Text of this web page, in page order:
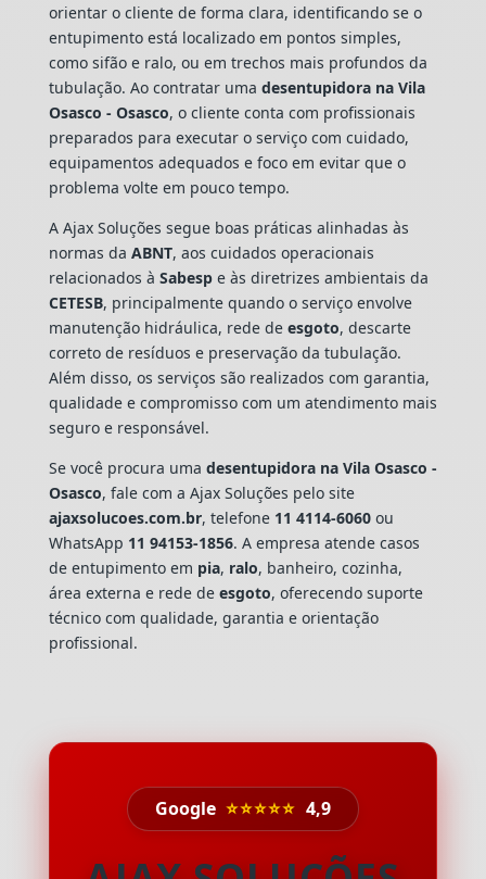
orientar o cliente de forma clara, identificando se o
entupimento está localizado em pontos simples,
como sifão e ralo, ou em trechos mais profundos da
tubulação. Ao contratar uma desentupidora na Vila
Osasco - Osasco, o cliente conta com profissionais
preparados para executar o serviço com cuidado,
equipamentos adequados e foco em evitar que o
problema volte em pouco tempo.
A Ajax Soluções segue boas práticas alinhadas às
normas da ABNT, aos cuidados operacionais
relacionados à Sabespe às diretrizes ambientais da
CETESB, principalmente quando o serviço envolve
manutenção hidráulica, rede de esgoto, descarte
correto de resíduos e preservação da tubulação.
Além disso, os serviços são realizados com garantia,
qualidade e compromisso com um atendimento mais
seguro e responsável.
Se você procura uma desentupidora na Vila Osasco -
Osasco, fale com a Ajax Soluções pelo site
ajaxsolucoes.com.br, telefone 11 4114-6060ou
WhatsApp 11 94153-1856. A empresa atende casos
de entupimento em pia, ralo, banheiro, cozinha,
área externa e rede de esgoto, oferecendo suporte
técnico com qualidade, garantia e orientação
profissional.
Google ⭐⭐⭐⭐⭐ 4,9